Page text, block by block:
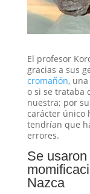
El profesor
gracias a sus
cromañón,
o si se trataba
nuestra; por
carácter único
tendrían que
errores.
Se
Nazca